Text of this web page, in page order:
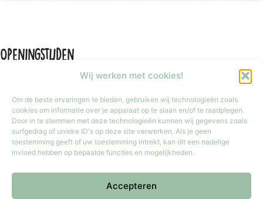
Wij werken met cookies!
Om de beste ervaringen te bieden, gebruiken wij technologieën zoals
cookies om informatie over je apparaat op te slaan en/of te raadplegen.
Door in te stemmen met deze technologieën kunnen wij gegevens zoals
surfgedrag of unieke ID's op deze site verwerken. Als je geen
toestemming geeft of uw toestemming intrekt, kan dit een nadelige
invloed hebben op bepaalde functies en mogelijkheden.
Accepteren
Openingstijden
Maandag
Gesloten
Dinsdag t/m vrijdag
9:30 tot 17:30
9:30 tot 17:00
Zondag